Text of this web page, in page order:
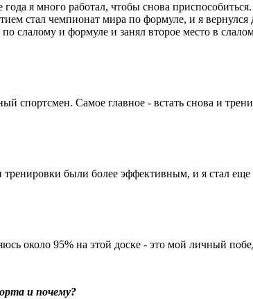
я много работал, чтобы снова
стал чемпионат мира по формуле, и я
слалому и формуле и занял второе место в
спортсмен. Самое главное - встать снова и
были более эффективным, и я стал еще
около 95% на этой доске - это мой личный
и почему?